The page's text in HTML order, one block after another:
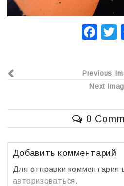
F
e
b
o
o
k
Previous
Next
0
Добавить комментарий
Для отправки комментария
авторизоваться.